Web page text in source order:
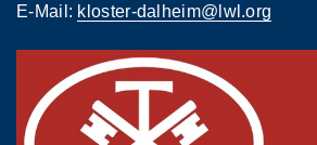
E-Mail: kloster-dalheim@lwl.org